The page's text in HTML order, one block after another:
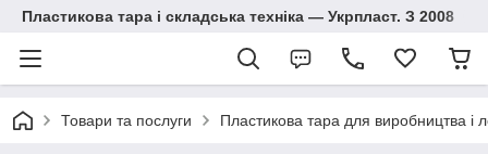
Пластикова тара і складська техніка — Укрпласт. З 2008
Товари та послуги Пластикова тара для виробництва і